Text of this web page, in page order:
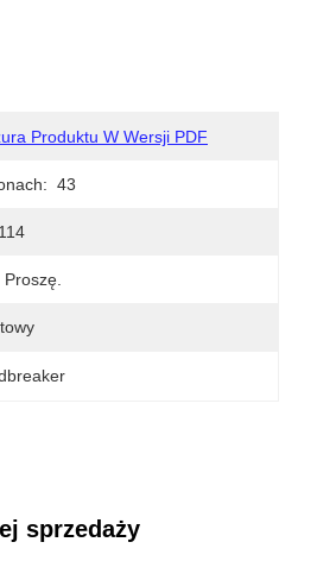
Produktu W Wersji PDF
43
114
sprzedaży